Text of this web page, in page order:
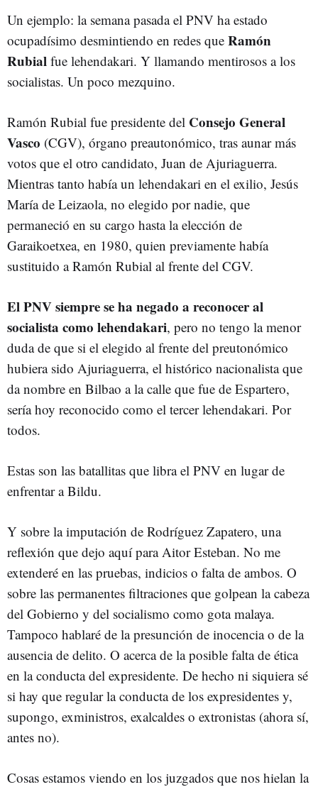
Un ejemplo: la semana pasada el PNV ha estado
ocupadísimo desmintiendo en redes que Ramón
Rubial fue lehendakari. Y llamando mentirosos a los
socialistas. Un poco mezquino.
Ramón Rubial fue presidente del Consejo General
Vasco (CGV), órgano preautonómico, tras aunar más
votos que el otro candidato, Juan de Ajuriaguerra.
Mientras tanto había un lehendakari en el exilio, Jesús
María de Leizaola, no elegido por nadie, que
permaneció en su cargo hasta la elección de
Garaikoetxea, en 1980, quien previamente había
sustituido a Ramón Rubial al frente del CGV.
El PNV siempre se ha negado a reconocer al
socialista como lehendakari, pero no tengo la menor
duda de que si el elegido al frente del preutonómico
hubiera sido Ajuriaguerra, el histórico nacionalista que
da nombre en Bilbao a la calle que fue de Espartero,
sería hoy reconocido como el tercer lehendakari. Por
todos.
Estas son las batallitas que libra el PNV en lugar de
enfrentar a Bildu.
Y sobre la imputación de Rodríguez Zapatero, una
reflexión que dejo aquí para Aitor Esteban. No me
extenderé en las pruebas, indicios o falta de ambos. O
sobre las permanentes filtraciones que golpean la cabeza
del Gobierno y del socialismo como gota malaya.
Tampoco hablaré de la presunción de inocencia o de la
ausencia de delito. O acerca de la posible falta de ética
en la conducta del expresidente. De hecho ni siquiera sé
si hay que regular la conducta de los expresidentes y,
supongo, exministros, exalcaldes o extronistas (ahora sí,
antes no).
Cosas estamos viendo en los juzgados que nos hielan la